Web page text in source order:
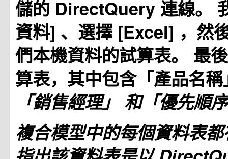
儲的 DirectQuery 連線。
資料] 、選擇 [Excel] ，然
們本機資料的試算表。 最
算表，其中包含「產品名
「銷售經理」 和「優先順
複合模型中的每個資料表